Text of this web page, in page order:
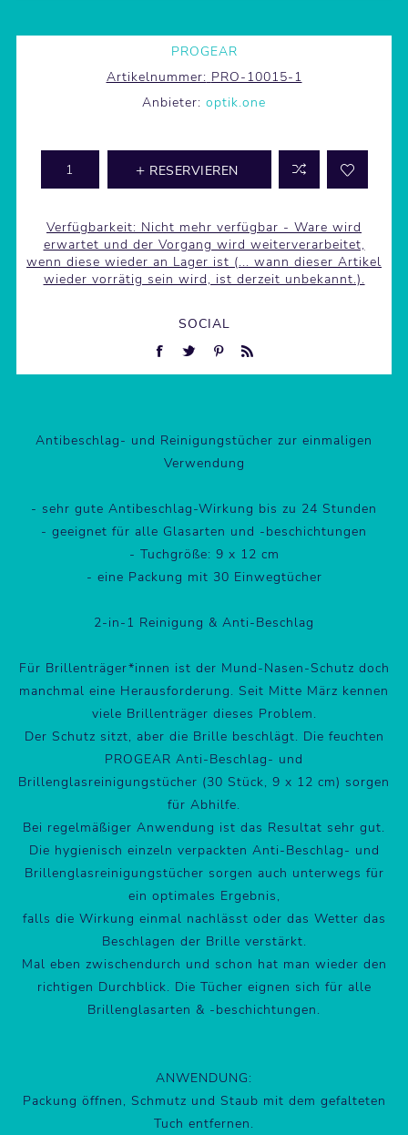
PROGEAR
Artikelnummer: PRO-10015-1
Anbieter: optik.one
RESERVIEREN
Verfügbarkeit: Nicht mehr verfügbar - Ware wird
erwartet und der Vorgang wird weiterverarbeitet,
wenn diese wieder an Lager ist (... wann dieser Artikel
wieder vorrätig sein wird, ist derzeit unbekannt.).
SOCIAL
Antibeschlag- und Reinigungstücher zur einmaligen
Verwendung
- sehr gute Antibeschlag-Wirkung bis zu 24 Stunden
- geeignet für alle Glasarten und -beschichtungen
- Tuchgröße: 9 x 12 cm
- eine Packung mit 30 Einwegtücher
2-in-1 Reinigung & Anti-Beschlag
Für Brillenträger*innen ist der Mund-Nasen-Schutz doch
manchmal eine Herausforderung. Seit Mitte März kennen
viele Brillenträger dieses Problem.
Der Schutz sitzt, aber die Brille beschlägt. Die feuchten
PROGEAR Anti-Beschlag- und
Brillenglasreinigungstücher (30 Stück, 9 x 12 cm) sorgen
für Abhilfe.
Bei regelmäßiger Anwendung ist das Resultat sehr gut.
Die hygienisch einzeln verpackten Anti-Beschlag- und
Brillenglasreinigungstücher sorgen auch unterwegs für
ein optimales Ergebnis,
falls die Wirkung einmal nachlässt oder das Wetter das
Beschlagen der Brille verstärkt.
Mal eben zwischendurch und schon hat man wieder den
richtigen Durchblick. Die Tücher eignen sich für alle
Brillenglasarten & -beschichtungen.
ANWENDUNG:
Packung öffnen, Schmutz und Staub mit dem gefalteten
Tuch entfernen.